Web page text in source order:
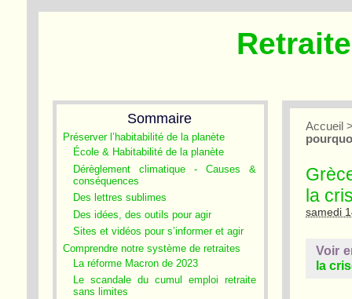
Sommaire
Préserver l’habitabilité de la planète
École & Habitabilité de la planète
Dérèglement climatique - Causes &
conséquences
Des lettres sublimes
Des idées, des outils pour agir
Sites et vidéos pour s’informer et agir
Comprendre notre système de retraites
La réforme Macron de 2023
Le scandale du cumul emploi retraite
sans limites
Accueil
la
samedi
Voir
la